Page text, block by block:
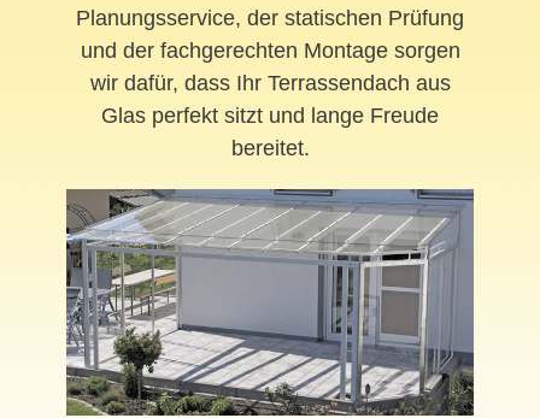
Planungsservice, der statischen Prüfung
und der fachgerechten Montage sorgen
wir dafür, dass Ihr Terrassendach aus
Glas perfekt sitzt und lange Freude
bereitet.